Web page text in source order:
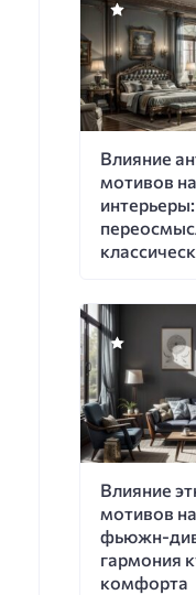
Влияние
мотивов
интерьеры:
Влияние
мотивов
фьюжн-
гармония
комфорта